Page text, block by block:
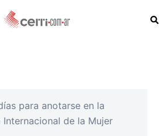
para anotarse en la
de la Mujer